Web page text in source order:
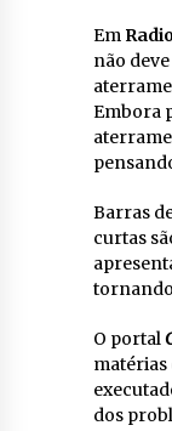
Em
não
Embora
Barras
curtas
O portal
dos